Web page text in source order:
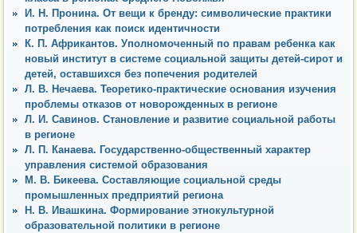
И. Н. Пронина. От вещи к бренду: символические практики
потребления как поиск идентичности
К. П. Африкантов. Уполномоченный по правам ребенка как
новый институт в системе социальной защиты детей-сирот и
детей, оставшихся без попечения родителей
Л. В. Нечаева. Теоретико-практические основания изучения
проблемы отказов от новорожденных в регионе
Л. И. Савинов. Становление и развитие социальной работы
в регионе
Л. П. Канаева. Государственно-общественный характер
управления системой образования
М. В. Бикеева. Составляющие социальной среды
промышленных предприятий региона
Н. В. Ивашкина. Формирование этнокультурной
образовательной политики в регионе